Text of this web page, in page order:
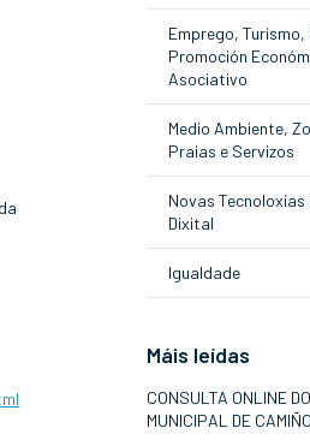
Emprego, Turismo,
Promoción
Asociativo
Medio Ambiente,
Praias e Servizos
Novas
Dixital
Igualdade
Máis leídas
CONSULTA ONLINE
MUNICIPAL DE